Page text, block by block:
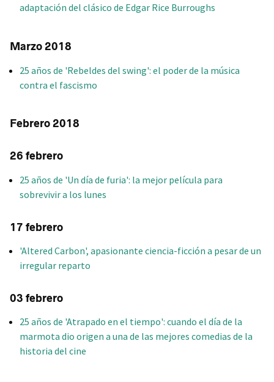
adaptación del clásico de Edgar Rice Burroughs
Marzo 2018
25 años de 'Rebeldes del swing': el poder de la música
contra el fascismo
Febrero 2018
26 febrero
25 años de 'Un día de furia': la mejor película para
sobrevivir a los lunes
17 febrero
'Altered Carbon', apasionante ciencia-ficción a pesar de un
irregular reparto
03 febrero
25 años de 'Atrapado en el tiempo': cuando el día de la
marmota dio origen a una de las mejores comedias de la
historia del cine